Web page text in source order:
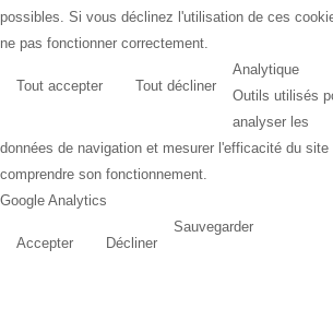
possibles. Si vous déclinez l'utilisation de ces
ne pas fonctionner correctement.
Tout accepter Tout décliner
Analytique
Outils utilisés
analyser les
données de navigation et mesurer l'efficacité du
comprendre son fonctionnement.
Google Analytics
Accepter Décliner
Sauvegarder